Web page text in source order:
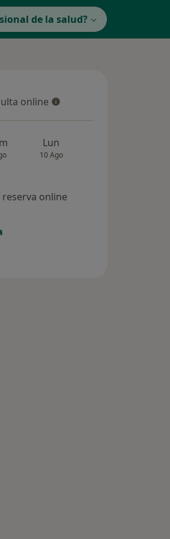
de la salud?
online
online
Lun
10 Ago
online